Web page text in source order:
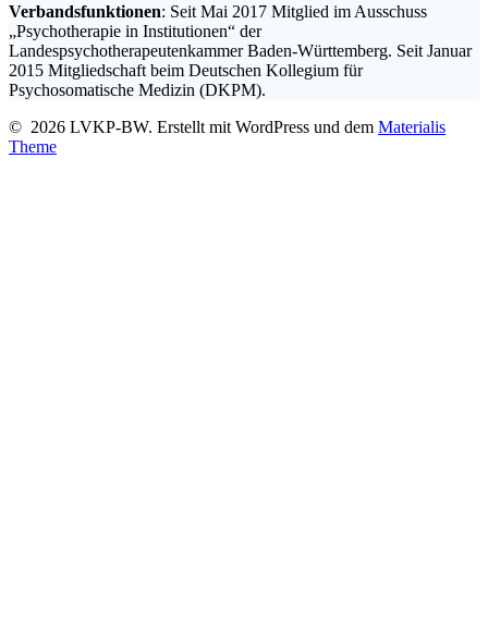
Verbandsfunktionen: Seit Mai 2017 Mitglied im Ausschuss
„Psychotherapie in Institutionen“ der
Landespsychotherapeutenkammer Baden-Württemberg. Seit Januar
2015 Mitgliedschaft beim Deutschen Kollegium für
Psychosomatische Medizin (DKPM).
© 2026 LVKP-BW. Erstellt mit WordPress und dem Materialis
Theme